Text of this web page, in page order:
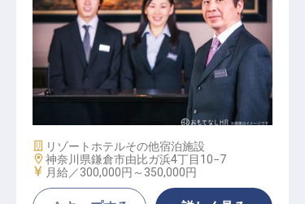
副支配人（副支配人候補）
施設業態
リゾートホテルその他宿泊施設
勤務地
神奈川県鎌倉市由比ガ浜4丁目10−7
給与
月給／300,000円～ 350,000円